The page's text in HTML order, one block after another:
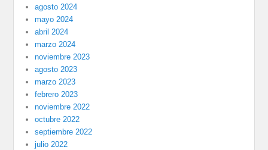
agosto 2024
mayo 2024
abril 2024
marzo 2024
noviembre 2023
agosto 2023
marzo 2023
febrero 2023
noviembre 2022
octubre 2022
septiembre 2022
julio 2022